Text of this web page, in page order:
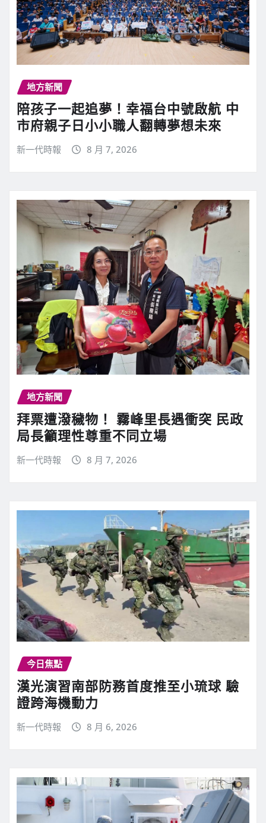
地方新聞
陪孩子一起追夢！幸福台中號啟航 中
市府親子日小小職人翻轉夢想未來
新一代時報 8 月 7, 2026
地方新聞
拜票遭潑穢物！ 霧峰里長遇衝突 民政
局長籲理性尊重不同立場
新一代時報 8 月 7, 2026
今日焦點
漢光演習南部防務首度推至小琉球 驗
證跨海機動力
新一代時報 8 月 6, 2026